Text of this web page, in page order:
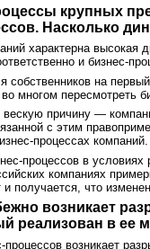
крупных
Насколько
характерна
и бизнес-
собственников на
многом пересмотреть
причину —
с этим
процессах компаний.
процессов в
компаниях
получается, что
возникает
реализован в ее
возникает